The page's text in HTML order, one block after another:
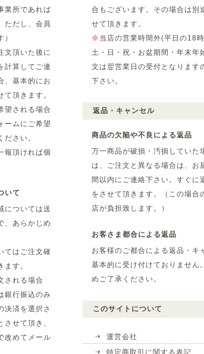
業所であれば
ただし、会員
文頂いた後に
計算してご連
、基本的にお
頂きます。
望される場合
ームにご希望
さい。
報頂ければ個
いて
については送
、あらかじめ
てはご注文確
す。
される場合
銀行振込のみ
決済を選択さ
せて頂き、
改めてメール
合もございます。その場合は別
せて頂きます。
※ 当店の営業時間外(平日の18時
土・日・祝・お盆期間・年末年
文は翌営業日の受付となります
下さい。
返品・キャンセル
商品の欠陥や不良による返品
万一商品が破損・汚損していた
は、ご注文と異なる場合は、お
間以内にご連絡下さい。すぐに
をさせて頂きます。（この場合
店が負担致します。）
お客さま都合による返品
お客様のご都合による返品・キ
基本的に受け付けておりません
めご了承ください。
このサイトについて
運営会社
特定商取引に関する表記